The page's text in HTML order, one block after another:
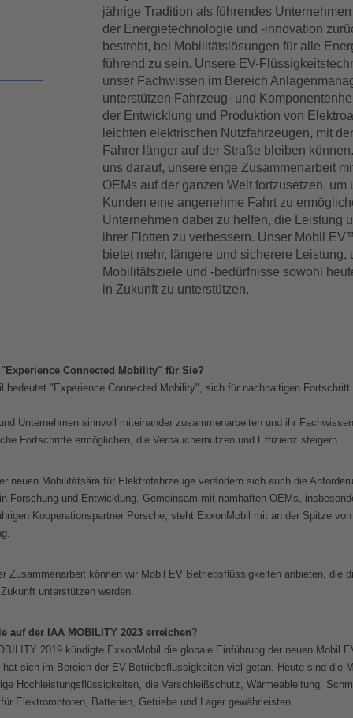
jährige Tradition als führendes
der Energietechnologie und -innovation
bestrebt, bei Mobilitätslösungen für alle
führend zu sein. Unsere EV-
unser Fachwissen im Bereich
unterstützen Fahrzeug- und
der Entwicklung und Produktion von
leichten elektrischen Nutzfahrzeugen, mit
Fahrer länger auf der Straße bleiben
uns darauf, unsere enge Zusammenarbeit
OEMs auf der ganzen Welt fortzusetzen, um
Kunden eine angenehme Fahrt zu
Unternehmen dabei zu helfen, die Leistung
ihrer Flotten zu verbessern. Unser Mobil
bietet mehr, längere und sicherere Leistung,
Mobilitätsziele und -bedürfnisse sowohl
in Zukunft zu unterstützen.
Connected Mobility" für Sie?
bedeutet "Experience Connected Mobility", sich für nachhaltigen
Unternehmen sinnvoll miteinander zusammenarbeiten und ihr
Fortschritte ermöglichen, die Verbauchernutzen und Effizienz steigern.
neuen Mobilitätsära für Elektrofahrzeuge verändern sich auch die
Forschung und Entwicklung. Gemeinsam mit namhaften OEMs,
Kooperationspartner Porsche, steht ExxonMobil mit an der Spitze
Zusammenarbeit können wir Mobil EV Betriebsflüssigkeiten anbieten, die
unterstützen werden.
auf der IAA MOBILITY 2023 erreichen?
2019 kündigte ExxonMobil die globale Einführung der neuen Mobil
sich im Bereich der EV-Betriebsflüssigkeiten viel getan. Heute sind die
Hochleistungsflüssigkeiten, die Verschleißschutz, Wärmeableitung,
Elektromotoren, Batterien, Getriebe und Lager gewährleisten.